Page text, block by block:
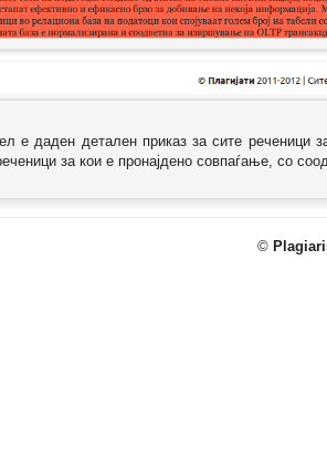
е даден детален приказ за сите реченици
за кои е пронајдено совпаѓање, со
©